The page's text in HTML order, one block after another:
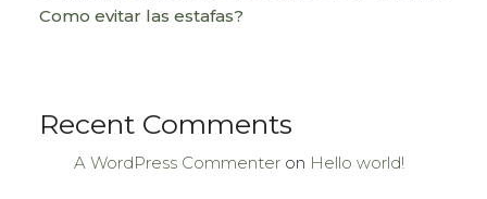
Como evitar las estafas?
Recent Comments
A WordPress Commenter on Hello world!